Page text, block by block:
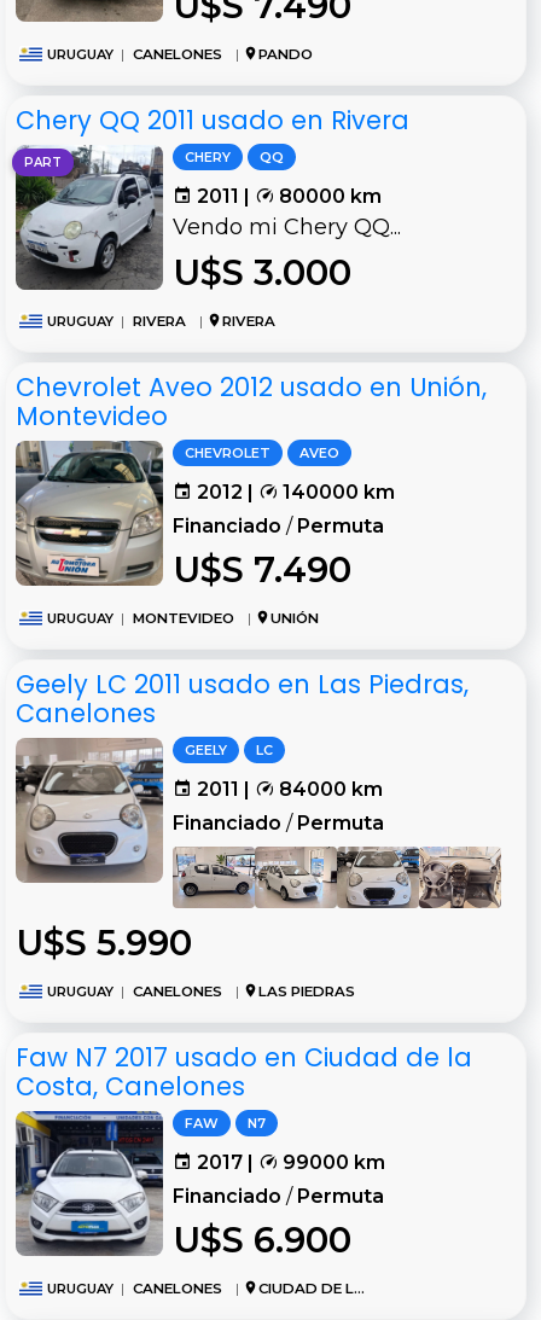
URUGUAY | CANELONES | PANDO
Chery QQ 2011 usado en Rivera
PART CHERY QQ
2011 | 80000 km
Vendo mi Chery QQ...
U$S 3.000
URUGUAY | RIVERA | RIVERA
Chevrolet Aveo 2012 usado en Unión,
Montevideo
CHEVROLET AVEO
2012 |
140000 km
Financiado / Permuta
U$S 7.490
URUGUAY | MONTEVIDEO | UNIÓN
Geely LC 2011 usado en Las Piedras,
Canelones
GEELY LC
2011 |
84000 km
Financiado / Permuta
U$S 5.990
URUGUAY | CANELONES | LAS PIEDRAS
Faw N7 2017 usado en Ciudad de la
Costa, Canelones
FAW N7
2017 |
99000 km
Financiado / Permuta
U$S 6.900
URUGUAY | CANELONES | CIUDAD DE LA COSTA